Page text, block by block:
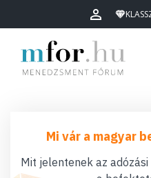
Mi vár a magyar
Mit jelentenek az